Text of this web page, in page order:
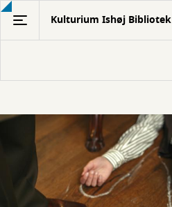
Gå
hovedindhold
Kulturium Ishøj Bibliotek
Læsefællesskaber
biblioteket